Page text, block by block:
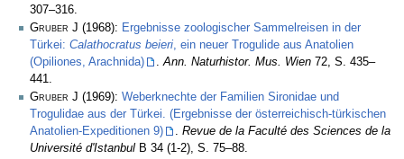
307–316.
Gruber J (1968): Ergebnisse zoologischer Sammelreisen in der
Türkei: Calathocratus beieri, ein neuer Trogulide aus Anatolien
(Opiliones, Arachnida)
.Ann. Naturhistor. Mus. Wien 72, S. 435–
441.
Gruber J (1969): Weberknechte der Familien Sironidae und
Trogulidae aus der Türkei. (Ergebnisse der österreichisch-türkischen
Anatolien-Expeditionen 9)
. Revue de la Faculté des Sciences de la
Université d'Istanbul B 34 (1-2), S. 75–88.